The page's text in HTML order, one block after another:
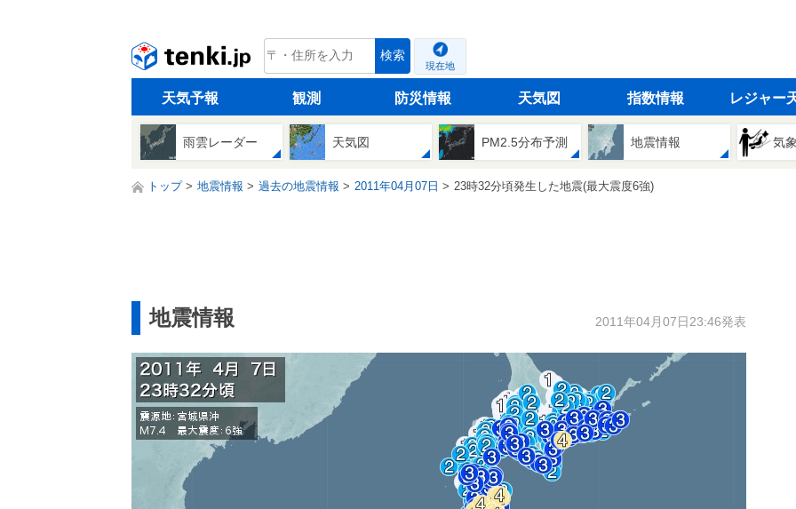
tenki.jp 検索
現在地
天気予報 観測 防災情報 天気図 指数情報 レジャー
雨雲レーダー 天気図 PM2.5分布予測 地震情報 気
トップ 地震情報 過去の地震情報 2011年04月07日 23時32分頃発生した地震(最大震度6強)
地震情報 2011年04月07日23:46発表